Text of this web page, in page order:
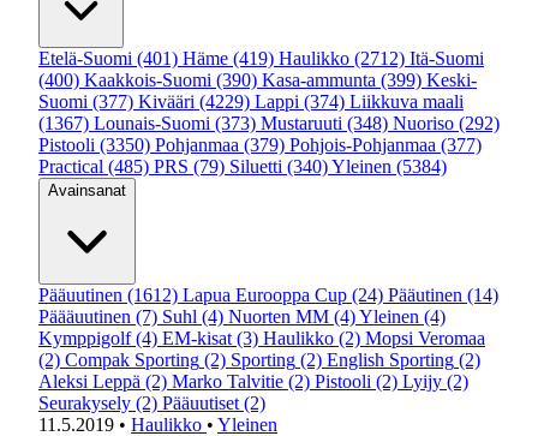
Etelä-Suomi (401) Häme (419) Haulikko (2712) Itä-Suomi
(400) Kaakkois-Suomi (390) Kasa-ammunta (399) Keski-
Suomi (377) Kivääri (4229) Lappi (374) Liikkuva maali
(1367) Lounais-Suomi (373) Mustaruuti (348) Nuoriso (292)
Pistooli (3350) Pohjanmaa (379) Pohjois-Pohjanmaa (377)
Practical (485) PRS (79) Siluetti (340)Yleinen (5384)
Avainsanat
Pääuutinen (1612) Lapua Eurooppa Cup (24) Pääutinen (14)
Päääuutinen (7) Suhl (4) Nuorten MM (4)Yleinen (4)
Kymppigolf (4) EM-kisat (3) Haulikko (2) Mopsi Veromaa
(2) Compak Sporting (2) Sporting (2) English Sporting (2)
Aleksi Leppä (2) Marko Talvitie (2) Pistooli (2) Lyijy (2)
Seurakysely (2) Pääuutiset (2)
11.5.2019 • Haulikko • Yleinen